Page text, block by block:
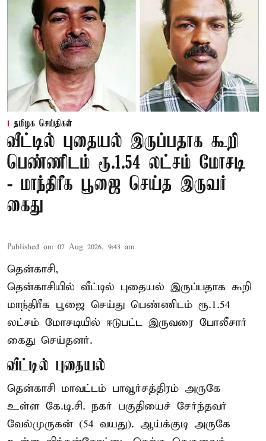
தமிழக செய்திகள்
வீட்டில் புதையல் இருப்பதாக கூறி
பெண்ணிடம் ரூ.1.54 லட்சம் மோசடி
- மாந்திரீக பூஜை செய்த இருவர்
கைது
Published on: 07 Aug 2026, 9:43 am
தென்காசி,
தென்காசியில் வீட்டில் புதையல் இருப்பதாக கூறி
மாந்திரீக பூஜை செய்து பெண்ணிடம் ரூ.1.54
லட்சம் மோசடியில் ஈடுபட்ட இருவரை போலீசார்
கைது செய்தனர்.
வீட்டில் புதையல்
தென்காசி மாவட்டம் பாவூர்சத்திரம் அருகே
உள்ள கே.டி.சி. நகர் பகுதியைச் சேர்ந்தவர்
வேல்முருகன் (54 வயது). ஆய்க்குடி அருகே